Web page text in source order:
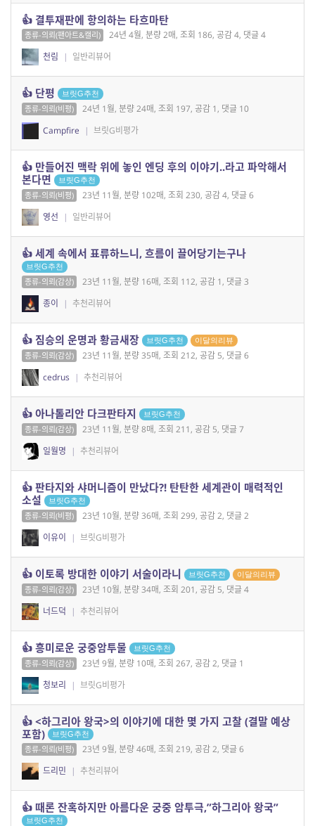
👍 결투재판에 항의하는 타흐마탄
종류-의뢰(팬아트&캘리)
24년 4월, 분량 2매, 조회 186, 공감 4, 댓글 4
천림
| 일반리뷰어
👍 단평 브릿G추천
종류-의뢰(비평)
24년 1월, 분량 24매, 조회 197, 공감 1, 댓글 10
Campfire
| 브릿G비평가
👍 만들어진 맥락 위에 놓인 엔딩 후의 이야기..라고 파악해서
본다면
브릿G추천
종류-의뢰(비평)
23년 11월, 분량 102매, 조회 230, 공감 4, 댓글 6
영선
| 일반리뷰어
👍 세계 속에서 표류하느니, 흐름이 끌어당기는구나
브릿G추천
종류-의뢰(감상)
23년 11월, 분량 16매, 조회 112, 공감 1, 댓글 3
종이
| 추천리뷰어
👍 짐승의 운명과 황금새장 브릿G추천 이달의리뷰
종류-의뢰(감상)
23년 11월, 분량 35매, 조회 212, 공감 5, 댓글 6
cedrus
| 추천리뷰어
👍 아나톨리안 다크판타지 브릿G추천
종류-의뢰(감상)
23년 11월, 분량 8매, 조회 211, 공감 5, 댓글 7
일월명
| 추천리뷰어
👍 판타지와 샤머니즘이 만났다?! 탄탄한 세계관이 매력적인
소설
브릿G추천
종류-의뢰(비평)
23년 10월, 분량 36매, 조회 299, 공감 2, 댓글 2
이유이
| 브릿G비평가
👍 이토록 방대한 이야기 서술이라니 브릿G추천 이달의리뷰
종류-의뢰(감상)
23년 10월, 분량 34매, 조회 201, 공감 5, 댓글 4
너드덕
| 추천리뷰어
👍 흥미로운 궁중암투물 브릿G추천
종류-의뢰(감상)
23년 9월, 분량 10매, 조회 267, 공감 2, 댓글 1
청보리
| 브릿G비평가
👍 <하그리아 왕국>의 이야기에 대한 몇 가지 고찰 (결말 예상
포함)
브릿G추천
종류-의뢰(비평)
23년 9월, 분량 46매, 조회 219, 공감 2, 댓글 6
드리민
| 추천리뷰어
👍 때론 잔혹하지만 아름다운 궁중 암투극,”하그리아 왕국”
브릿G추천